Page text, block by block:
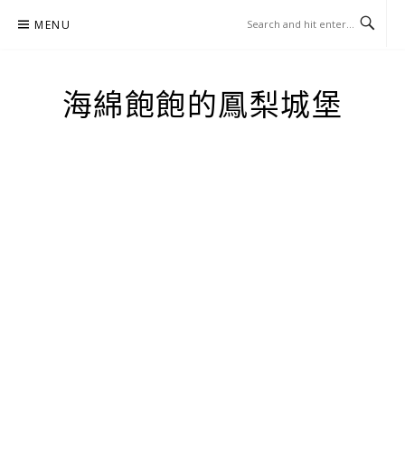
MENU
海綿飽飽的鳳梨城堡